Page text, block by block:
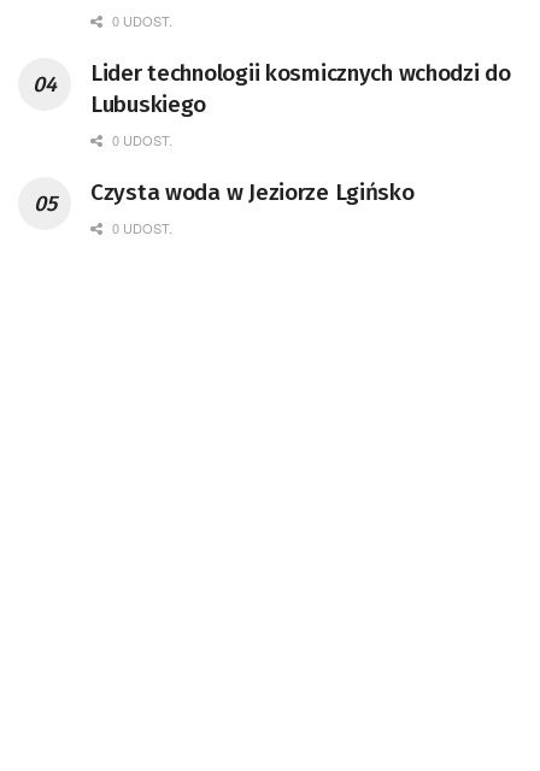
pracownik CERN w Genewie,
doktor habilitowany nauk fizycznych,
koordynator Rady Sektorowej ds.
Kompetencji Przemysłu Lotniczo-
Badań Kosmicznych i Satelitarnych PAN.
0 UDOST.
Lider technologii kosmicznych wchodzi do
Lubuskiego
0 UDOST.
Czysta woda w Jeziorze Lgińsko
0 UDOST.